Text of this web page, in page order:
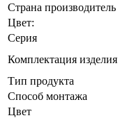
Страна производитель
Цвет:
Серия
Комплектация изделия
Тип продукта
Способ монтажа
Цвет